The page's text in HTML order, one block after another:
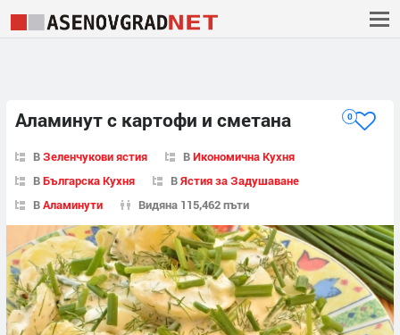
Аламинут с картофи и сметана 0
ВЗеленчукови ястия ВИкономична Кухня
ВБългарска Кухня ВЯстия за Задушаване
ВАламинути Видяна 115,462 пъти